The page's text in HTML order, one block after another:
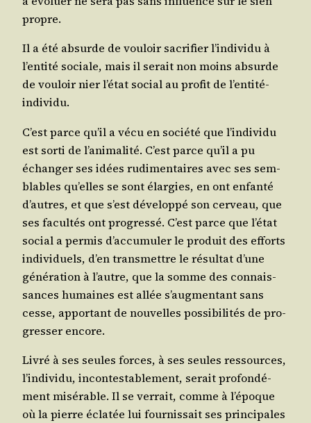
propre.
Il a été absurde de vou­loir sacri­fier l’in­di­vi­du à
l’en­ti­té sociale, mais il serait non moins absurde
de vou­loir nier l’é­tat social au pro­fit de l’entité-
individu.
C’est parce qu’il a vécu en socié­té que l’in­di­vi­du
est sor­ti de l’a­ni­ma­li­té. C’est parce qu’il a pu
échan­ger ses idées rudi­men­taires avec ses sem­
blables qu’elles se sont élar­gies, en ont enfan­té
d’autres, et que s’est déve­lop­pé son cer­veau, que
ses facul­tés ont pro­gres­sé. C’est parce que l’é­tat
social a per­mis d’ac­cu­mu­ler le pro­duit des efforts
indi­vi­duels, d’en trans­mettre le résul­tat d’une
géné­ra­tion à l’autre, que la somme des connais­
sances humaines est allée s’aug­men­tant sans
cesse, appor­tant de nou­velles pos­si­bi­li­tés de pro­
gres­ser encore.
Livré à ses seules forces, à ses seules res­sources,
l’in­di­vi­du, incon­tes­ta­ble­ment, serait pro­fon­dé­
ment misé­rable. Il se ver­rait, comme à l’é­poque
où la pierre écla­tée lui four­nis­sait ses prin­ci­pales